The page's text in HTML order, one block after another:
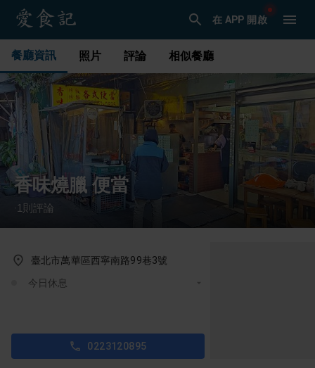
在 APP 開啟
餐廳資訊 照片 評論 相似餐廳
香味燒臘 便當
1 則評論
臺北市萬華區西寧南路99巷3號
今日休息
0223120895